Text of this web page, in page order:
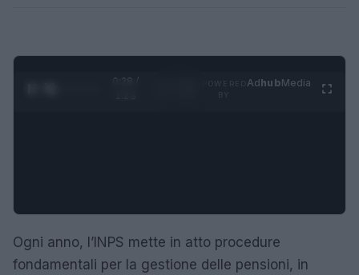
0:29 /
AdhubMedia
Ogni anno, l’INPS mette in atto procedure
fondamentali per la gestione delle pensioni, in